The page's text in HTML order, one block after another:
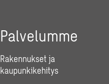
Palvelumme
Rakennukset ja
kaupunkikehitys